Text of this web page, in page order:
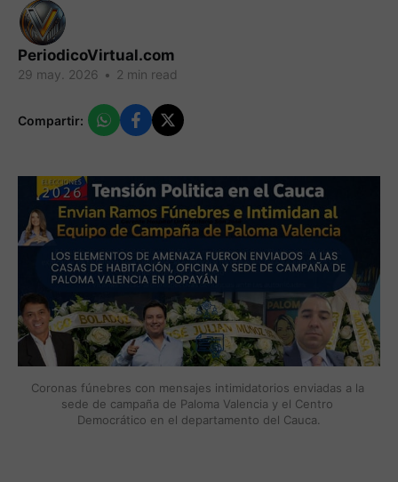
PeriodicoVirtual.com
29 may. 2026 • 2 min read
Compartir:
Coronas fúnebres con mensajes intimidatorios enviadas a la
sede de campaña de Paloma Valencia y el Centro
Democrático en el departamento del Cauca.